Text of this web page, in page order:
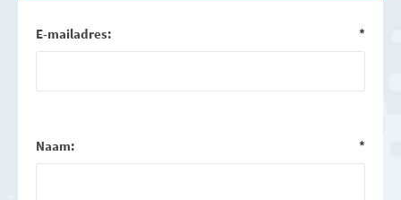
E-mailadres: *
Naam: *